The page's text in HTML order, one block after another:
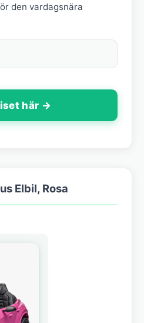
den vardagsnära
här →
Elbil, Rosa